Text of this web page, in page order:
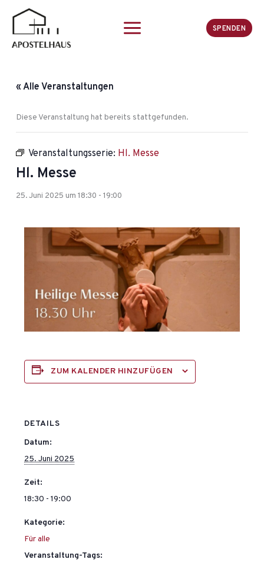
springen
SPENDEN
« Alle Veranstaltungen
Diese Veranstaltung hat bereits stattgefunden.
Veranstaltungsserie: Hl. Messe
Hl. Messe
25. Juni 2025 um 18:30 -19:00
ZUM KALENDER HINZUFÜGEN
DETAILS
Datum:
25. Juni 2025
Zeit:
18:30 - 19:00
Kategorie:
Für alle
Veranstaltung-Tags: